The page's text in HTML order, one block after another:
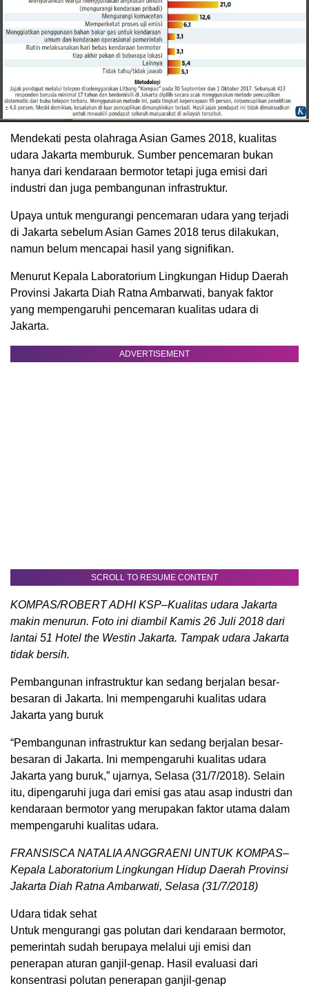
Mendekati pesta olahraga Asian Games 2018, kualitas
udara Jakarta memburuk. Sumber pencemaran bukan
hanya dari kendaraan bermotor tetapi juga emisi dari
industri dan juga pembangunan infrastruktur.
Upaya untuk mengurangi pencemaran udara yang terjadi
di Jakarta sebelum Asian Games 2018 terus dilakukan,
namun belum mencapai hasil yang signifikan.
Menurut Kepala Laboratorium Lingkungan Hidup Daerah
Provinsi Jakarta Diah Ratna Ambarwati, banyak faktor
yang mempengaruhi pencemaran kualitas udara di
Jakarta.
ADVERTISEMENT
SCROLL TO RESUME CONTENT
KOMPAS/ROBERT ADHI KSP–Kualitas udara Jakarta
makin menurun. Foto ini diambil Kamis 26 Juli 2018 dari
lantai 51 Hotel the Westin Jakarta. Tampak udara Jakarta
tidak bersih.
Pembangunan infrastruktur kan sedang berjalan besar-
besaran di Jakarta. Ini mempengaruhi kualitas udara
Jakarta yang buruk
“Pembangunan infrastruktur kan sedang berjalan besar-
besaran di Jakarta. Ini mempengaruhi kualitas udara
Jakarta yang buruk,” ujarnya, Selasa (31/7/2018). Selain
itu, dipengaruhi juga dari emisi gas atau asap industri dan
kendaraan bermotor yang merupakan faktor utama dalam
mempengaruhi kualitas udara.
FRANSISCA NATALIA ANGGRAENI UNTUK KOMPAS–
Kepala Laboratorium Lingkungan Hidup Daerah Provinsi
Jakarta Diah Ratna Ambarwati, Selasa (31/7/2018)
Udara tidak sehat
Untuk mengurangi gas polutan dari kendaraan bermotor,
pemerintah sudah berupaya melalui uji emisi dan
penerapan aturan ganjil-genap. Hasil evaluasi dari
konsentrasi polutan penerapan ganjil-genap